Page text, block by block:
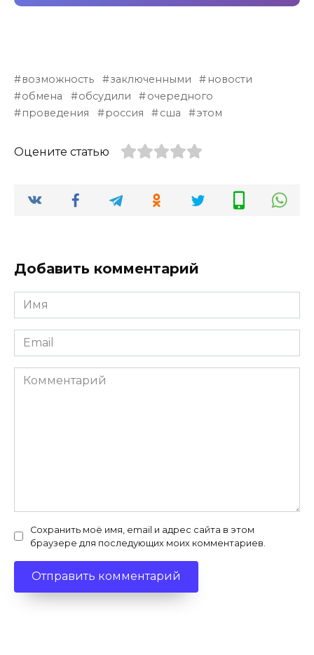
возможность заключенными
новости
обмена
обсудили
очередного
проведения
россия сша этом
Оцените статью
Добавить комментарий
Имя
*
Email
*
Комментарий
Сохранить моё имя, email и адрес сайта в этом
браузере для последующих моих комментариев.